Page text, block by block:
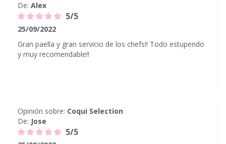
De: Alex
5/5
25/09/2022
Gran paella y gran servicio de los chefs!! Todo estupendo
y muy recomendable!!
Opinión sobre: Coqui Selection
De: Jose
5/5